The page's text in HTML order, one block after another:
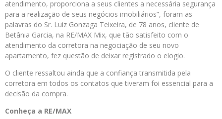
atendimento, proporciona a seus clientes a necessária segurança
para a realização de seus negócios imobiliários”, foram as
palavras do Sr. Luiz Gonzaga Teixeira, de 78 anos, cliente de
Betânia Garcia, na RE/MAX Mix, que tão satisfeito com o
atendimento da corretora na negociação de seu novo
apartamento, fez questão de deixar registrado o elogio.
O cliente ressaltou ainda que a confiança transmitida pela
corretora em todos os contatos que tiveram foi essencial para a
decisão da compra.
Conheça a RE/MAX